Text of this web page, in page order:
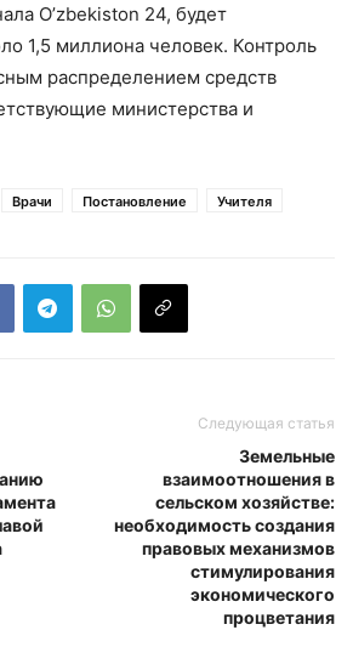
O’zbekiston 24, будет
1,5 миллиона человек. Контроль
распределением средств
министерства и
Врачи Постановление Учителя
Следующая статья
Земельные
взаимоотношения в
сельском хозяйстве:
необходимость создания
правовых механизмов
стимулирования
экономического
процветания